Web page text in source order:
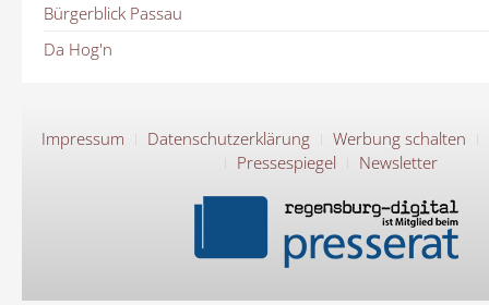
Bürgerblick Passau
Da Hog'n
Impressum Datenschutzerklärung
Werbung schalten
Pressespiegel
Newsletter